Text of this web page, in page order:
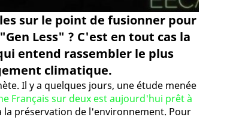
sur le point de fusionner pour
Less" ? C'est en tout cas la
entend rassembler le plus
climatique.
Il y a quelques jours, une étude menée
Français sur deux est aujourd'hui prêt à
préservation de l'environnement. Pour